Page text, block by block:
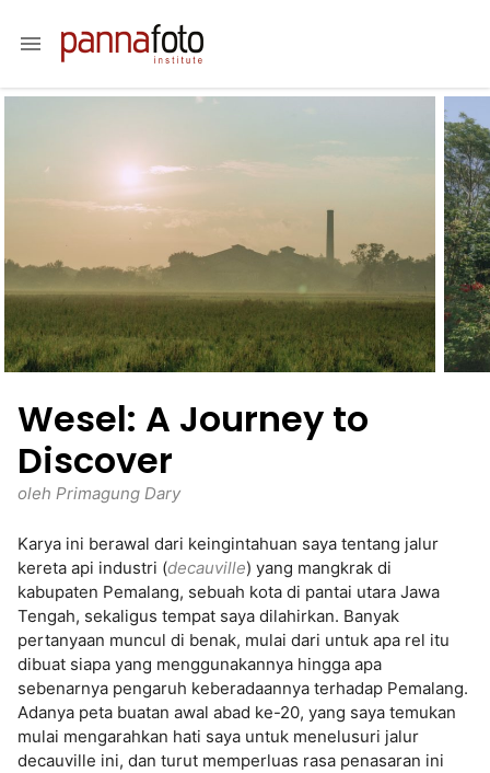
menu
Wesel: A Journey to
Discover
oleh Primagung Dary
Karya ini berawal dari keingintahuan saya tentang jalur
kereta api industri (decauville) yang mangkrak di
kabupaten Pemalang, sebuah kota di pantai utara Jawa
Tengah, sekaligus tempat saya dilahirkan. Banyak
pertanyaan muncul di benak, mulai dari untuk apa rel itu
dibuat siapa yang menggunakannya hingga apa
sebenarnya pengaruh keberadaannya terhadap Pemalang.
Adanya peta buatan awal abad ke-20, yang saya temukan
mulai mengarahkan hati saya untuk menelusuri jalur
decauville ini, dan turut memperluas rasa penasaran ini